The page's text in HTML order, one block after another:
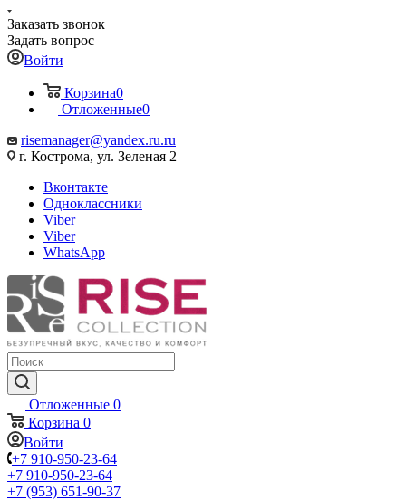
Заказать звонок
Задать вопрос
Войти
Корзина0
Отложенные0
risemanager@yandex.ru.ru
г. Кострома, ул. Зеленая 2
Вконтакте
Одноклассники
Viber
Viber
WhatsApp
Отложенные 0
Корзина 0
Войти
+7 910-950-23-64
+7 910-950-23-64
+7 (953) 651-90-37